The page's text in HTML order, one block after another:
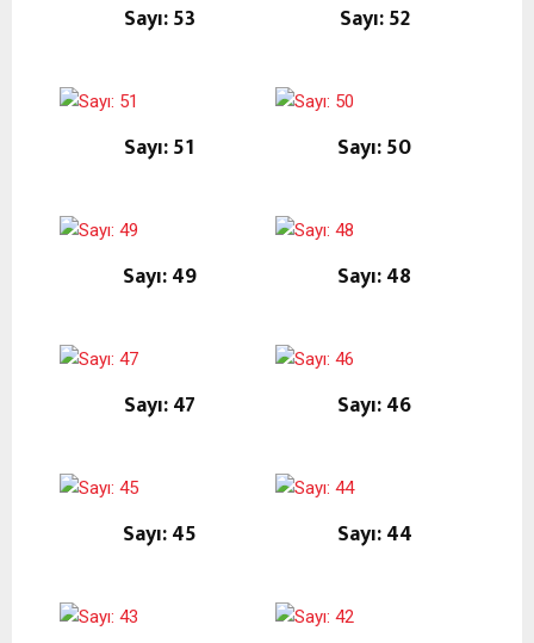
Sayı: 53 Sayı: 52
Sayı: 51 Sayı: 50
Sayı: 49 Sayı: 48
Sayı: 47 Sayı: 46
Sayı: 45 Sayı: 44